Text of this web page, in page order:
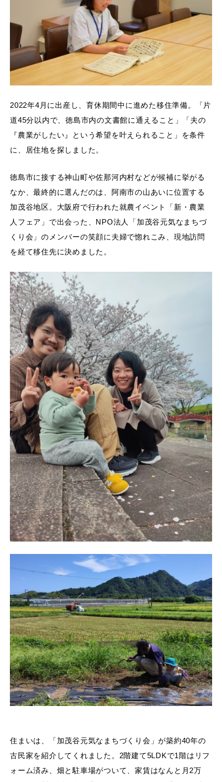
2022年4月に出産し、育休期間中に進めた移住準備。「片
道45分以内で、徳島市内の文書館に通えること」「夫の
『農業がしたい』という希望を叶えられること」を条件
に、居住地を探しました。
徳島市に接する神山町や佐那河内村などが候補に挙がる
なか、最終的に選んだのは、阿南市の山あいに位置する
加茂谷地区。大阪府で行われた就農イベント「新・農業
人フェア」で出会った、NPO法人「加茂谷元気なまちづ
くり会」のメンバーの笑顔に夫婦で惚れこみ、現地訪問
を経て移住先に決めました。
住まいは、「加茂谷元気なまちづくり会」が築約40年の
古民家を紹介してくれました。2階建て5LDKで1階はリフ
ォーム済み、畑と駐車場がついて、家賃はなんと月2万